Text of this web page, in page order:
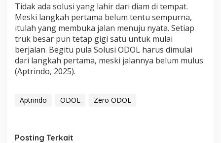
Tidak ada solusi yang lahir dari diam di tempat.
Meski langkah pertama belum tentu sempurna,
itulah yang membuka jalan menuju nyata. Setiap
truk besar pun tetap gigi satu untuk mulai
berjalan. Begitu pula Solusi ODOL harus dimulai
dari langkah pertama, meski jalannya belum mulus
(Aptrindo, 2025).
Aptrindo ODOL Zero ODOL
Posting Terkait